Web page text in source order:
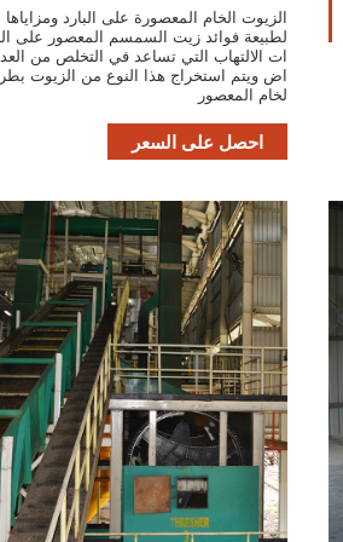
الزيوت الخام المعصورة على البارد ومزاياها
لطبيعة فوائد زيت السمسم المعصور على
ات الالتهاب التي تساعد في التخلص من
اض ويتم استخراج هذا النوع من الزيوت
لخام المعصور
احصل على السعر